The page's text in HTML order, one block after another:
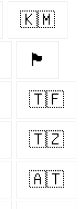
🇰🇲
🏴󠁧󠁢󠁳󠁣󠁴󠁿
🇹🇫
🇹🇿
🇦🇹